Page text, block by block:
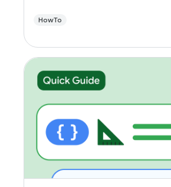
application, créant ainsi une
HowTo